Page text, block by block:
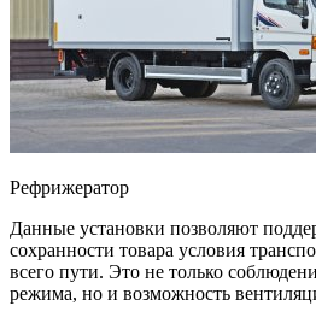
Рефрижератор
Данные установки позволяют
сохранности товара условия
всего пути. Это не только
режима, но и возможность